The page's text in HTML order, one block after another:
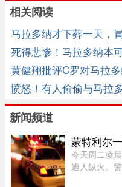
相关阅读
马拉多纳才下葬一天，
死得悲惨！马拉多纳本
黄健翔批评C罗对马拉
愤怒！有人偷偷与马拉
新闻频道
蒙特利尔
今天周二凌
遭人纵火。